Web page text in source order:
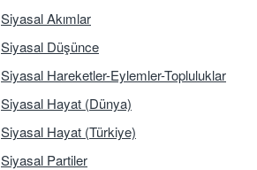
Siyasal Akımlar
Siyasal Düşünce
Siyasal Hareketler-Eylemler-Topluluklar
Siyasal Hayat (Dünya)
Siyasal Hayat (Türkiye)
Siyasal Partiler